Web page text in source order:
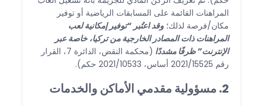
المراهنات القائمة على المسابقات الرياضية أو توفير
مكان/فرصة لذلك؛وقد اعتُبر “توفير إمكانية لعب
المراهنات ذات المصادر الخارجية من تركيا، خاصة عبر
الإنترنت” ظرفًا مشددًا
(محكمة النقض، الدائرة 7، القرار
رقم 2021/15525 أساس، 2021/10533 حكم).
2. مسؤولية مقدمي الأماكن والخدمات